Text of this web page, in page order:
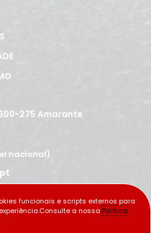
275 Amarante
nacional)
funcionais e scripts externos para
a nossaPolítica